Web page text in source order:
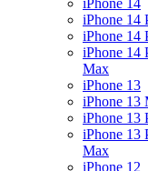
iPhone 14
iPhone 14
iPhone 14
iPhone 14
Max
iPhone 13
iPhone 13
iPhone 13
iPhone 13
Max
iPhone 12